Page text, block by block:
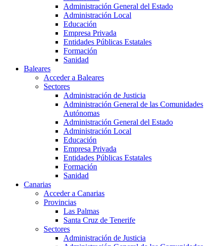
Administración General del Estado
Administración Local
Educación
Empresa Privada
Entidades Públicas Estatales
Formación
Sanidad
Baleares
Acceder a Baleares
Sectores
Administración de Justicia
Administración General de las Comunidades
Autónomas
Administración General del Estado
Administración Local
Educación
Empresa Privada
Entidades Públicas Estatales
Formación
Sanidad
Canarias
Acceder a Canarias
Provincias
Las Palmas
Santa Cruz de Tenerife
Sectores
Administración de Justicia